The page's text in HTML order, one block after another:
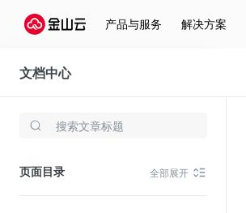
产品与服务 解决方案
文档中心
边缘节点计算
页面目录 全部展开
存储与云分发